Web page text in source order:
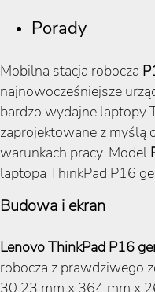
Porady
Mobilna stacja robocza
najnowocześniejsze
bardzo wydajne laptopy
zaprojektowane z myślą
warunkach pracy. Model
laptopa ThinkPad P16
Budowa i ekran
Lenovo ThinkPad P16
robocza z prawdziwego
30,23 mm x 364 mm x